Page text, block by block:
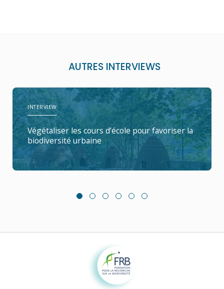
AUTRES INTERVIEWS
INTERVIEW
Végétaliser les cours d’école pour favoriser la
biodiversité urbaine
Fondation pour la recherche sur la biodiversité